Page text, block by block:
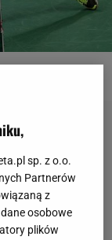
sp. z o.o.
Partnerów
z
osobowe
plików